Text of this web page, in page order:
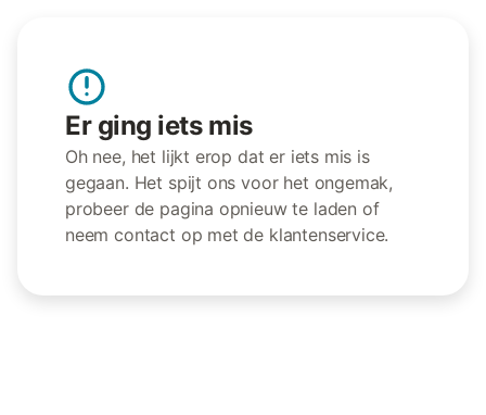
Er ging iets mis
Oh nee, het lijkt erop dat er iets mis is
gegaan. Het spijt ons voor het ongemak,
probeer de pagina opnieuw te laden of
neem contact op met de klantenservice.